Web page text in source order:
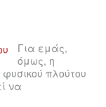
Για εμάς,
όμως, η
πλούτου
να